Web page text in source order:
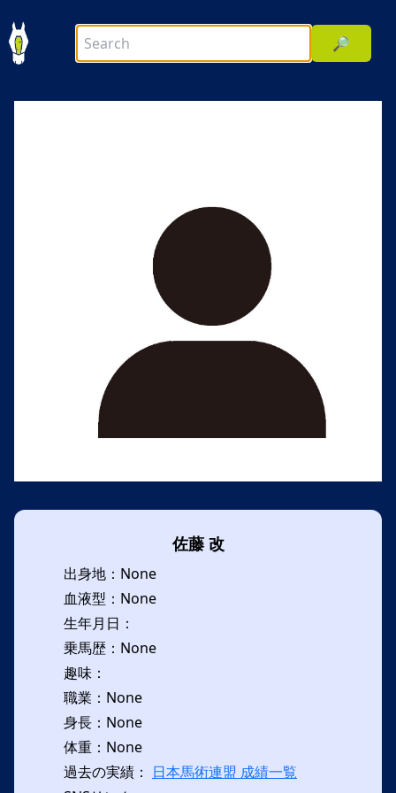
🔎
佐藤 改
出身地：None
血液型：None
生年月日：
乗馬歴：None
趣味：
職業：None
身長：None
体重：None
過去の実績： 日本馬術連盟 成績一覧